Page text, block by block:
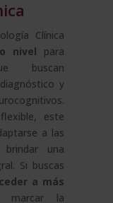
Clínica
nivel para
buscan
y
este
a las
una
Si buscas
a más
la